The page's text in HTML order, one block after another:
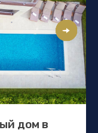
дом в